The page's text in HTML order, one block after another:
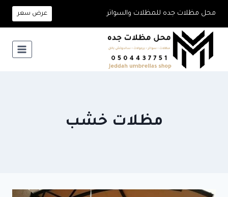
المحتوى
محل مظلات جده للمظلات والسواتر عرض سعر
مظلات خشب